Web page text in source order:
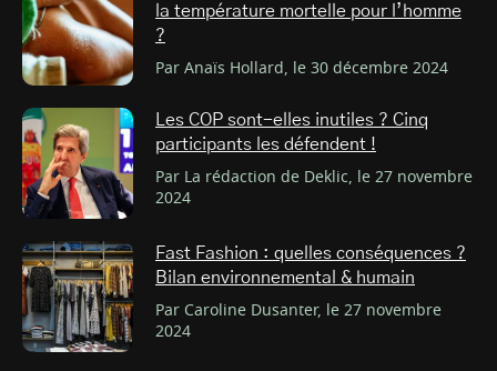
la température mortelle pour l’homme
?
Par Anaïs Hollard, le 30 décembre 2024
Les COP sont-elles inutiles ? Cinq
participants les défendent !
Par La rédaction de Deklic, le 27 novembre
2024
Fast Fashion : quelles conséquences ?
Bilan environnemental & humain
Par Caroline Dusanter, le 27 novembre
2024